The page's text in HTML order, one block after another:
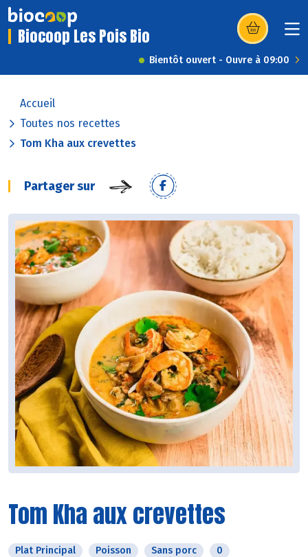
Biocoop Les Pois Bio (s’ouvre dans
Bientôt ouvert - Ouvre à 09:00
Accueil
Toutes nos recettes
Tom Kha aux crevettes
Partager sur
Tom Kha aux crevettes
Plat Principal Poisson Sans porc 0